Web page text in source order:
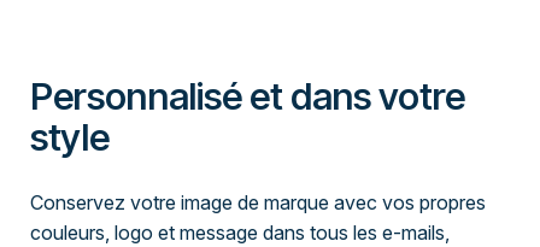
Personnalisé et dans votre
style
Conservez votre image de marque avec vos propres
couleurs, logo et message dans tous les e-mails,